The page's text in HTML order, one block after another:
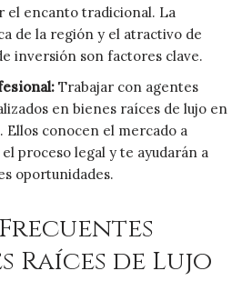
el encanto tradicional. La
de la región y el atractivo de
inversión son factores clave.
Trabajar con agentes
en bienes raíces de lujo en
conocen el mercado a
proceso legal y te ayudarán a
oportunidades.
Raíces de Lujo